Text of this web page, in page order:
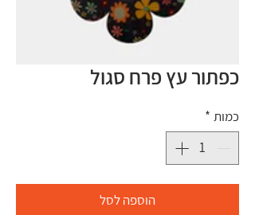
כפתור עץ פרח סגול
כמות *
הוספה לסל